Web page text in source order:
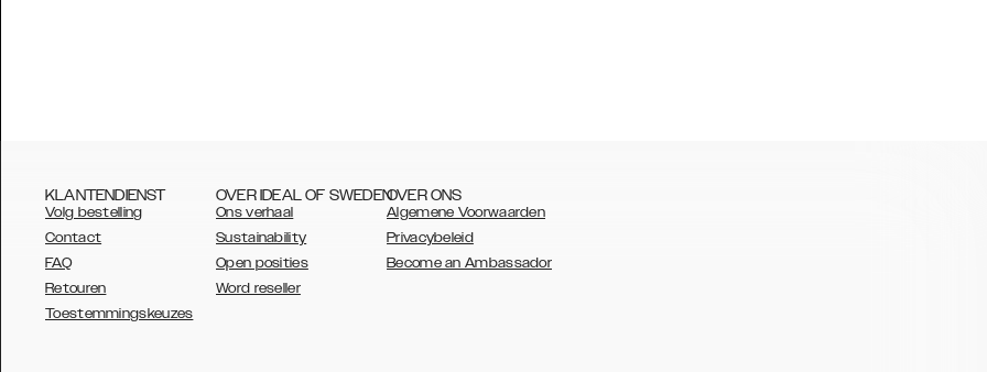
KLANTENDIENST
Volg bestelling
Contact
FAQ
Retouren
Toestemmingskeuzes
OVER IDEAL OF SWEDEN
Ons verhaal
Sustainability
Open posities
Word reseller
OVER ONS
Algemene Voorwaarden
Privacybeleid
Become an Ambassador
AUSTRALIA